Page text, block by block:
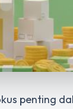
penting